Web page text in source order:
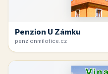
Penzion U Zámku
penzionmilotice.cz